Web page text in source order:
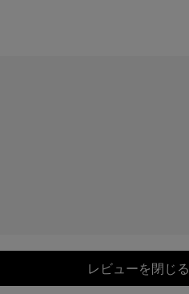
レビューを閉じる